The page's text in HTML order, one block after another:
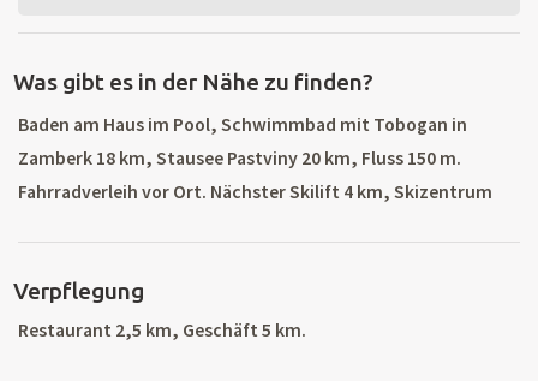
Was gibt es in der Nähe zu finden?
Baden am Haus im Pool, Schwimmbad mit Tobogan in
Zamberk 18 km, Stausee Pastviny 20 km, Fluss 150 m.
Fahrradverleih vor Ort. Nächster Skilift 4 km, Skizentrum
km Langlaufloipen in der Umgebung. Schwimmhalle 20 km.
Bergwanderung und Fahrradverleih im Adlergebirge.
Verpflegung
Restaurant 2,5 km, Geschäft 5 km.